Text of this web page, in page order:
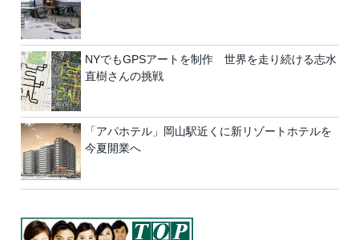
NYでもGPSアートを制作 世界を走り続ける志水
直樹さんの挑戦
「アパホテル」岡山駅近くに新リゾートホテルを
今夏開業へ